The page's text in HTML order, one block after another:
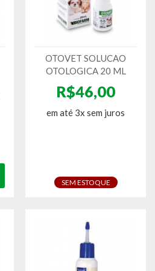
OTOVET SOLUCAO
OTOLOGICA 20 ML
R$46,00
em até 3x sem juros
SEM ESTOQUE